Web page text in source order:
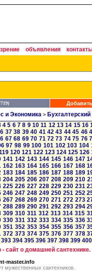
объявления
и Экономика > Бухгалтерский
4 5 6 7 8 9 10 11 12 13 14 15 16
37 38 39 40 41 42 43 44 45 46
67 68 69 70 71 72 73 74 75 76
97 98 99 100 101 102 103 104
120 121 122 123 124 125 126
141 142 143 144 145 146 147
162 163 164 165 166 167 168
183 184 185 186 187 188 189
204 205 206 207 208 209 210
225 226 227 228 229 230 231
246 247 248 249 250 251 252
267 268 269 270 271 272 273
288 289 290 291 292 293 294
309 310 311 312 313 314 315
330 331 332 333 334 335 336
351 352 353 354 355 356 357
372 373 374 375 376 377 378
393 394 395 396 397 398 399 400
- сайт о домашней сантехнике.
master.info
мужественных сантехников.